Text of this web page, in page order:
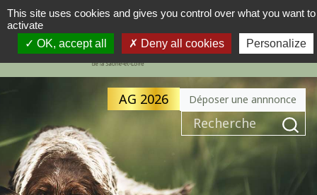
NAVIGATION PRINCIPALE
MENU
AG 2026 Déposer une annnonce
Recherche pour :
This site uses cookies and gives you control over what you want to
activate
OK, accept all
Deny all cookies Personalize